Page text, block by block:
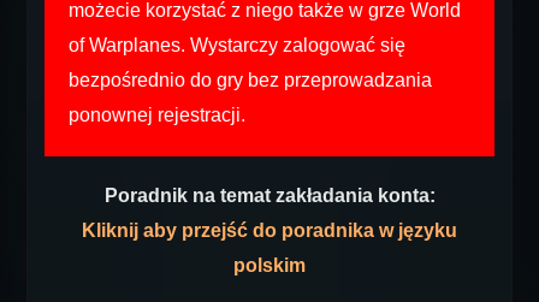
możecie korzystać z niego także w grze World
of Warplanes. Wystarczy zalogować się
bezpośrednio do gry bez przeprowadzania
ponownej rejestracji.
Poradnik na temat zakładania konta:
Kliknij aby przejść do poradnika w języku
polskim